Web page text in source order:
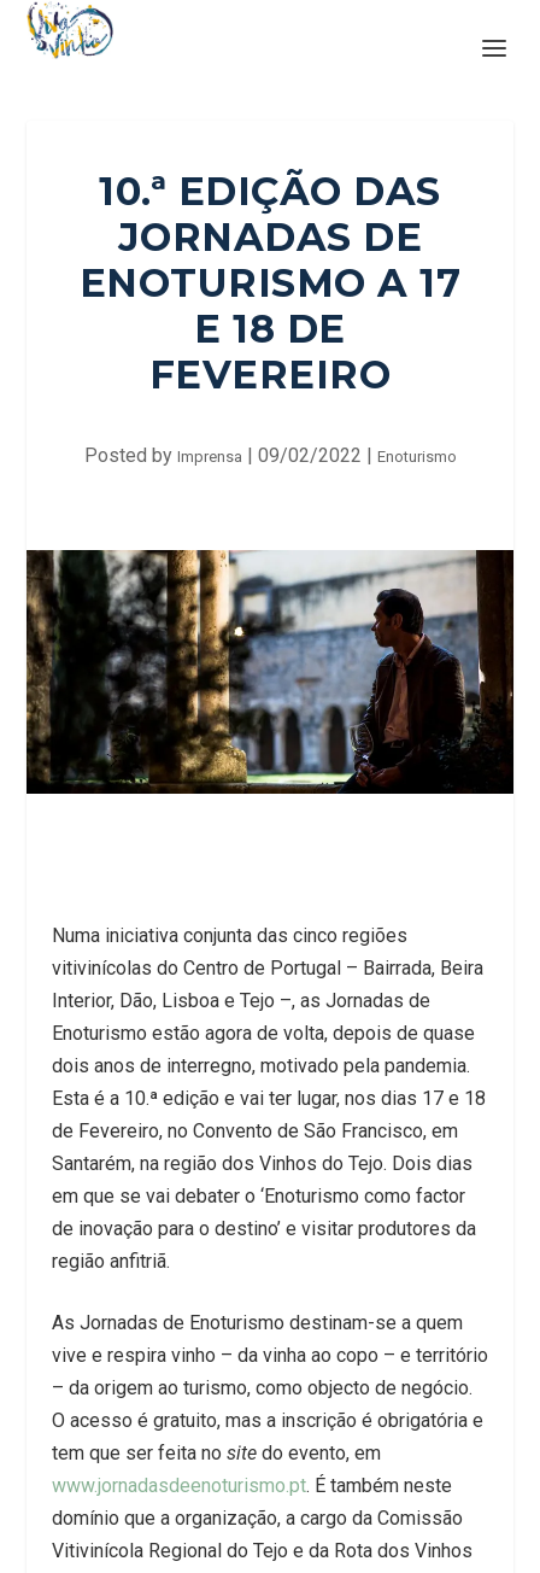
10.ª EDIÇÃO DAS
JORNADAS DE
ENOTURISMO A 17
E 18 DE
FEVEREIRO
Posted by Imprensa | 09/02/2022 | Enoturismo
Numa iniciativa conjunta das cinco regiões
vitivinícolas do Centro de Portugal – Bairrada, Beira
Interior, Dão, Lisboa e Tejo –, as Jornadas de
Enoturismo estão agora de volta, depois de quase
dois anos de interregno, motivado pela pandemia.
Esta é a 10.ª edição e vai ter lugar, nos dias 17 e 18
de Fevereiro, no Convento de São Francisco, em
Santarém, na região dos Vinhos do Tejo. Dois dias
em que se vai debater o ‘Enoturismo como factor
de inovação para o destino’ e visitar produtores da
região anfitriã.
As Jornadas de Enoturismo destinam-se a quem
vive e respira vinho – da vinha ao copo – e território
– da origem ao turismo, como objecto de negócio.
O acesso é gratuito, mas a inscrição é obrigatória e
tem que ser feita no site do evento, em
www.jornadasdeenoturismo.pt. É também neste
domínio que a organização, a cargo da Comissão
Vitivinícola Regional do Tejo e da Rota dos Vinhos